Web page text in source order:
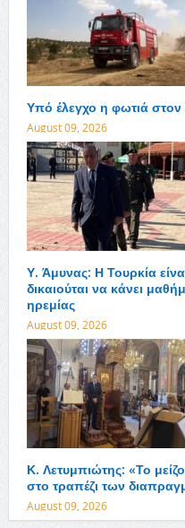
Υπό έλεγχο η φωτιά
August 09, 2026
Υ. Άμυνας: Η Τουρκία
δικαιούται να κάνει
ηρεμίας
August 09, 2026
Κ. Λετυμπιώτης: «Το
στο τραπέζι των
August 09, 2026